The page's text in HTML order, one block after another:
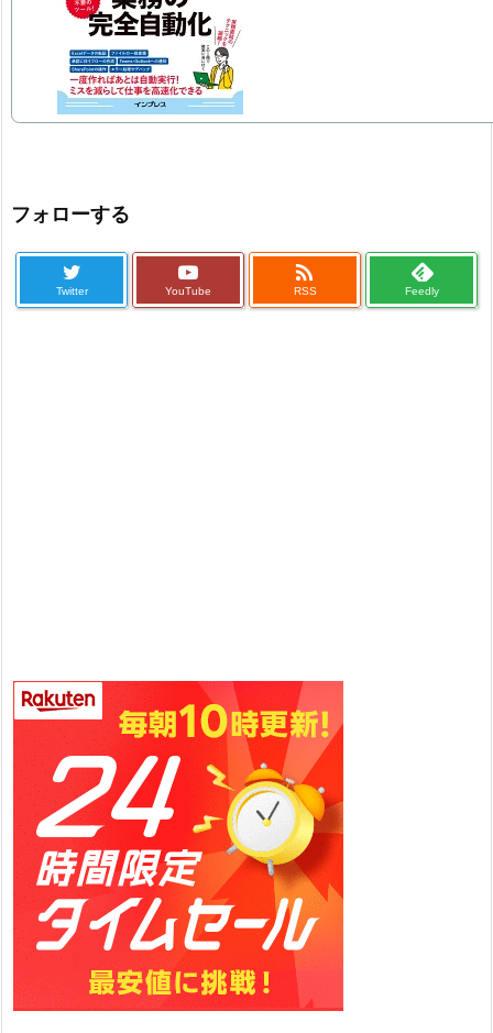
フォローする
Twitter YouTube

RSS Feedly